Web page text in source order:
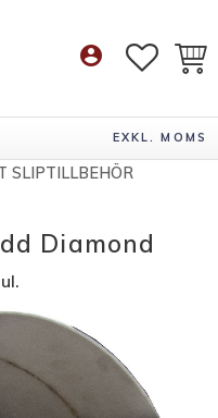
account_circle
EXKL. MOMS
SLIPTILLBEHÖR
Diamond